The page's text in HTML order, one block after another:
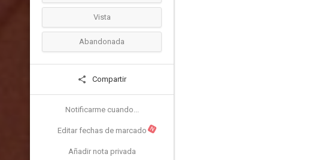
Vista
Abandonada
Compartir
Notificarme cuando...
Editar fechas de marcado N
Añadir nota privada